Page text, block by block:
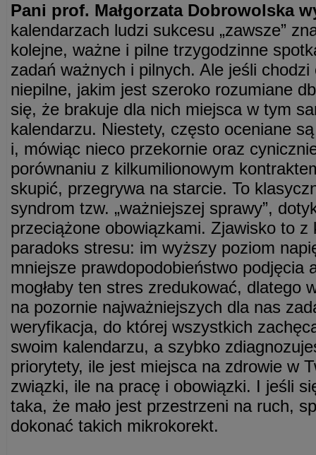
Pani prof. Małgorzata Dobrowolska
kalendarzach ludzi sukcesu „zawsze”
kolejne, ważne i pilne trzygodzinne
zadań ważnych i pilnych. Ale jeśli chodzi
niepilne, jakim jest szeroko rozumiane
się, że brakuje dla nich miejsca w tym
kalendarzu. Niestety, często oceniane
i, mówiąc nieco przekornie oraz
porównaniu z kilkumilionowym
skupić, przegrywa na starcie. To
syndrom tzw. „ważniejszej sprawy”,
przeciążone obowiązkami. Zjawisko to z
paradoks stresu: im wyższy poziom
mniejsze prawdopodobieństwo podjęcia
mogłaby ten stres zredukować, dlatego
na pozornie najważniejszych dla nas
weryfikacja, do której wszystkich
swoim kalendarzu, a szybko
priorytety, ile jest miejsca na zdrowie w
związki, ile na pracę i obowiązki. I jeśli
taka, że mało jest przestrzeni na ruch,
dokonać takich mikrokorekt.